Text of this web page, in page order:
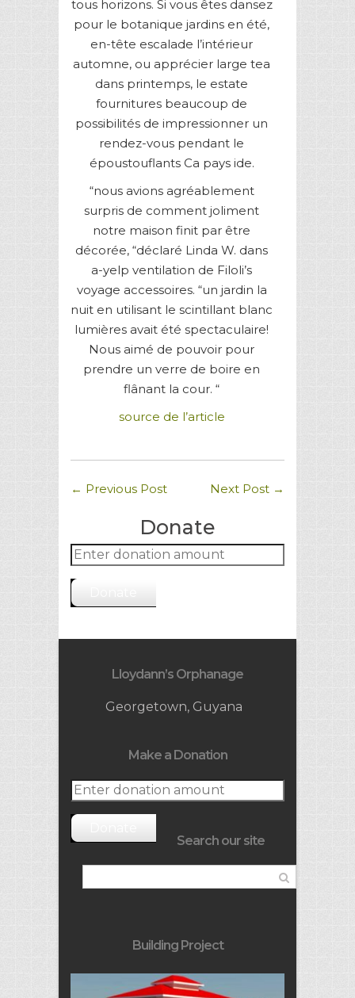
tous horizons. Si vous êtes dansez
pour le botanique jardins en été,
en-tête escalade l’intérieur
automne, ou apprécier large tea
dans printemps, le estate
fournitures beaucoup de
possibilités de impressionner un
rendez-vous pendant le
époustouflants Ca pays ide.
“nous avions agréablement
surpris de comment joliment
notre maison finit par être
décorée, “déclaré Linda W. dans
a-yelp ventilation de Filoli’s
voyage accessoires. “un jardin la
nuit en utilisant le scintillant blanc
lumières avait été spectaculaire!
Nous aimé de pouvoir pour
prendre un verre de boire en
flânant la cour. “
source de l’article
← Previous Post Next Post →
Donate
Lloydann’s Orphanage
Georgetown, Guyana
Make a Donation
Search our site
Building Project